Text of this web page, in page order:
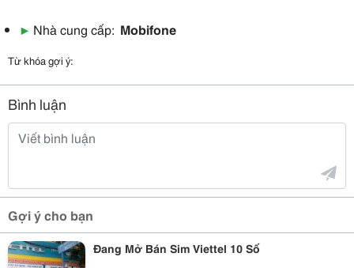
▶ Nhà cung cấp: Mobifone
Từ khóa gợi ý:
Bình luận
Gợi ý cho bạn
Đang Mở Bán Sim Viettel 10 Số